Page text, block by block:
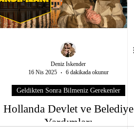
Deniz Iskender
16 Nis 2025
6 dakikada okunur
Geldikten Sonra Bilmeniz Gerekenler
Hollanda Devlet ve Belediye
Yardımları